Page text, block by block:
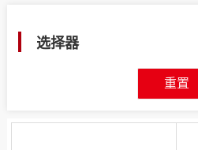
选择器
重置